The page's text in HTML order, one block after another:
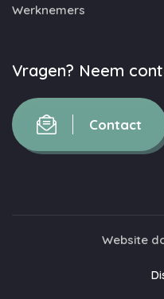
Werknemers
Vragen? Neem
Contact
Website